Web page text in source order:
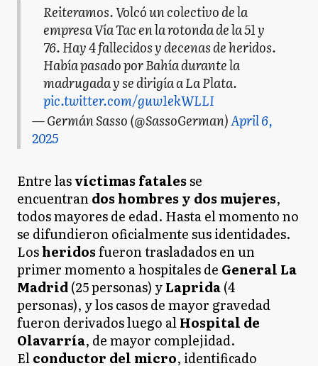
Reiteramos. Volcó un colectivo de la
empresa Vía Tac en la rotonda de la 51 y
76. Hay 4 fallecidos y decenas de heridos.
Había pasado por Bahía durante la
madrugada y se dirigía a La Plata.
pic.twitter.com/guw1ekWLLI
— Germán Sasso (@SassoGerman)April 6,
2025
Entre lasvíctimas fatalesse
encuentrandos hombres y dos mujeres,
todos mayores de edad. Hasta el momento no
se difundieron oficialmente sus identidades.
Losheridosfueron trasladados en un
primer momento a hospitales de General La
Madrid(25 personas) yLaprida(4
personas), y los casos de mayor gravedad
fueron derivados luego alHospital de
Olavarría, de mayor complejidad.
Elconductor del micro, identificado